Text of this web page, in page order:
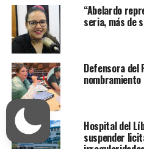
“Abelardo
seria, más de
Defensora del
nombramiento
Hospital del
suspender